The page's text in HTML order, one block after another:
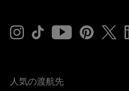
人気の渡航先